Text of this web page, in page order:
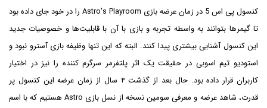
کنسول پی اس 5 در زمان عرضه بازی Astro's Playroom را در خود جای داده بود
تا گیمرها بتوانند به واسطه تجربه و بازی با آن با قابلیت‌ها و خصوصیات جدید
این کنسول آشنایی بیشتری پیدا کنند. البته که این تنها وظیفه بازی آسترو نبود و
استودیو تیم اسوبی در حقیقت یک اثر پلتفرمر سرگرم کننده را نیز در اختیار
کاربران قرار داده بود. حال بعد از گذشت ۴ سال از زمان عرضه این کنسول پر
قدرت، شاهد عرضه و معرفی سومین نسخه از نسل بازی Astro هستیم که با اسم